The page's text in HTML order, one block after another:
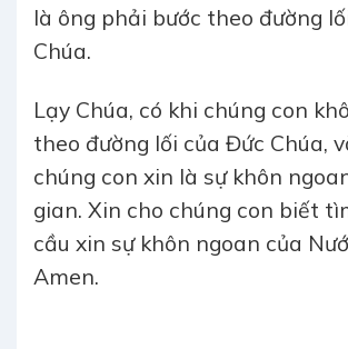
là ông phải bước theo đường
Chúa.
Lạy Chúa, có khi chúng con
theo đường lối của Đức Chúa,
chúng con xin là sự khôn
gian. Xin cho chúng con biết
cầu xin sự khôn ngoan của
Amen.